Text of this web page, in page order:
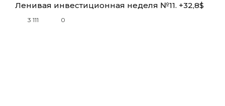
Ленивая инвестиционная неделя №11. +32,8$
3 111 0